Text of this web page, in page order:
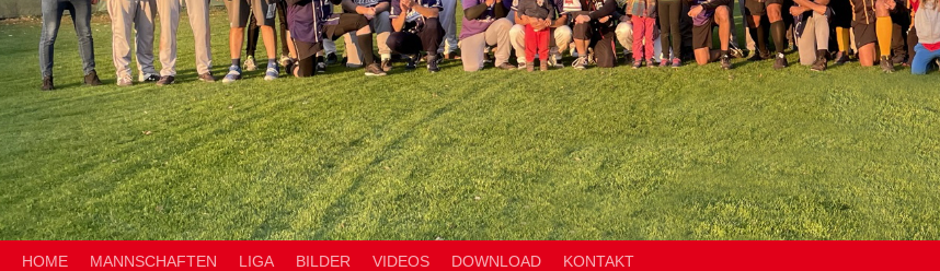
HOME MANNSCHAFTEN LIGA BILDER VIDEOS DOWNLOAD KONTAKT